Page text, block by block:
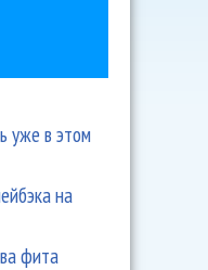
уже в этом
на
фита